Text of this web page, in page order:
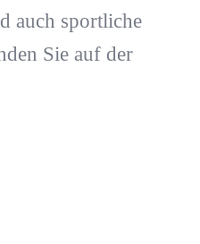
auch sportliche
Sie auf der